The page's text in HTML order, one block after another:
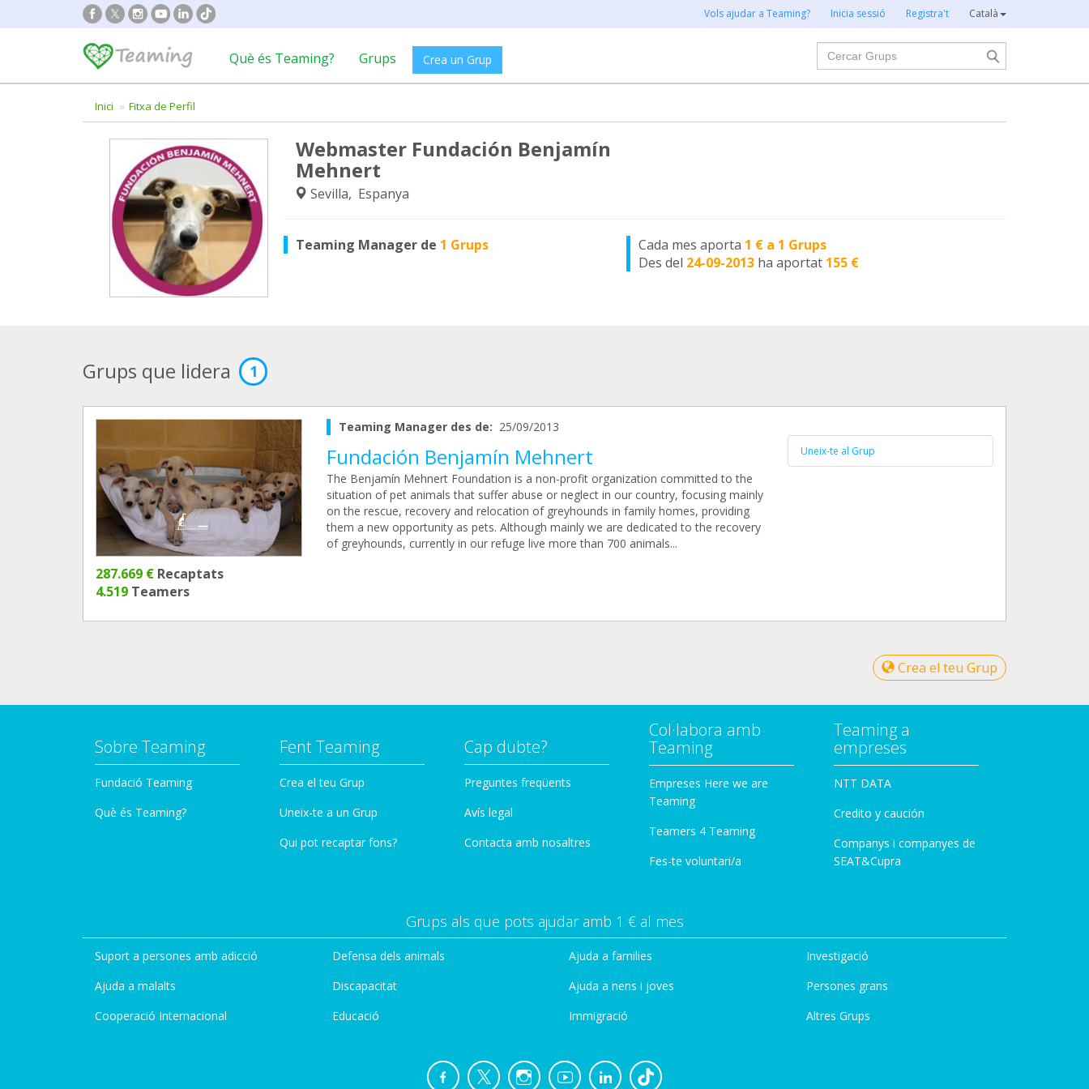
Vols ajudar a Teaming? Inicia sessió Registra't Català
Què és Teaming? Grups Crea un Grup
Cercar
Inici Fitxa de Perfil
Webmaster Fundación Benjamín
Mehnert
Sevilla, Espanya
Teaming Manager de 1 Grups Cada mes aporta 1 € a 1 Grups
Des del 24-09-2013 ha aportat 155 €
Grups que lidera 1
287.669 € Recaptats
4.519 Teamers
Teaming Manager des de: 25/09/2013
Fundación Benjamín Mehnert
The Benjamín Mehnert Foundation is a non-profit organization committed to the
situation of pet animals that suffer abuse or neglect in our country, focusing mainly
on the rescue, recovery and relocation of greyhounds in family homes, providing
them a new opportunity as pets. Although mainly we are dedicated to the recovery
of greyhounds, currently in our refuge live more than 700 animals...
Uneix-te al Grup
Crea el teu Grup
Sobre Teaming
Fundació Teaming
Què és Teaming?
Fent Teaming
Crea el teu Grup
Uneix-te a un Grup
Qui pot recaptar fons?
Cap dubte?
Preguntes freqüents
Avís legal
Contacta amb nosaltres
Col·labora amb
Teaming
Empreses Here we are
Teaming
Teamers 4 Teaming
Fes-te voluntari/a
Teaming a
empreses
NTT DATA
Credito y caución
Companys i companyes de
SEAT&Cupra
Grups als que pots ajudar amb 1 € al mes
Suport a persones amb adicció
Ajuda a malalts
Cooperació Internacional
Defensa dels animals
Discapacitat
Educació
Ajuda a families
Ajuda a nens i joves
Immigració
Investigació
Persones grans
Altres Grups